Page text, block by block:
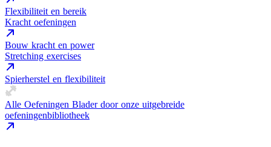
Flexibiliteit en bereik
Kracht oefeningen
Bouw kracht en power
Stretching exercises
Spierherstel en flexibiliteit
Alle Oefeningen Blader door onze uitgebreide
oefeningenbibliotheek